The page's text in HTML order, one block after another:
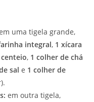
uma tigela grande,
integral, 1 xícara
, 1 colher de chá
sal e 1 colher de
em outra tigela,